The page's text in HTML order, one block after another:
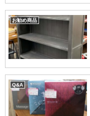
お勧め商品
Q&A